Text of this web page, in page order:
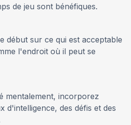
de jeu sont bénéfiques.
début sur ce qui est acceptable
l'endroit où il peut se
mentalement, incorporez
d'intelligence, des défis et des